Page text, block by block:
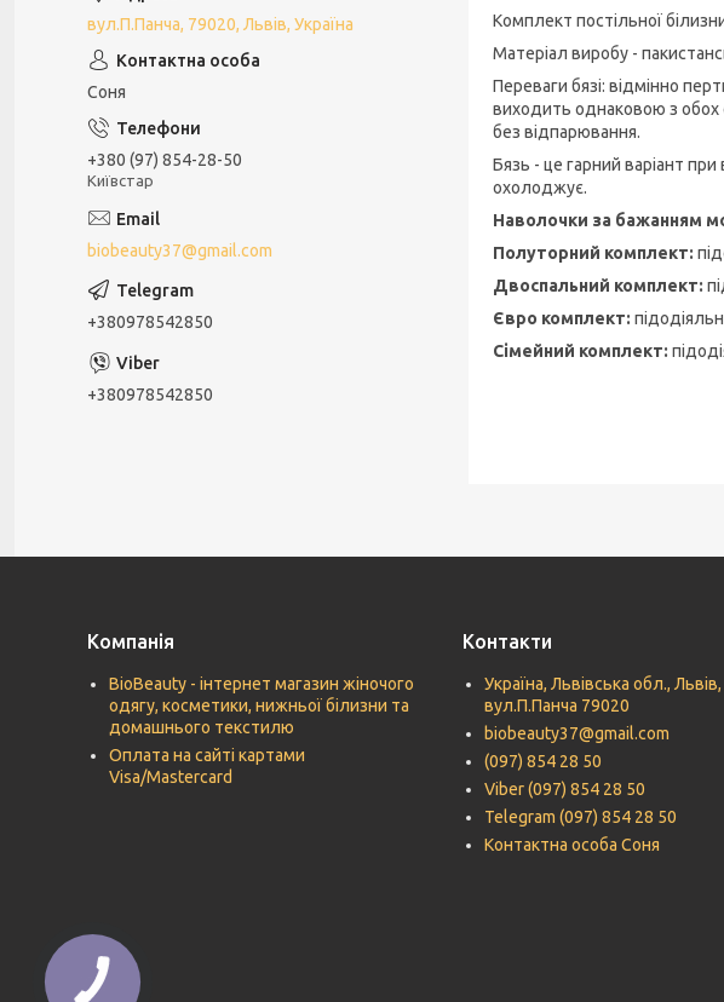
Комплект постільної
Матеріал виробу -
Переваги бязі: відмінно
виходить однаковою з обох
без відпарювання.
Бязь - це гарний варіант при
охолоджує.
Наволочки за бажанням
Полуторний комплект:
Двоспальний комплект:
Євро комплект:
Сімейний комплект:
вул.П.Панча, 79020, Львів, Україна
Соня
+380 (97) 854-28-50
Київстар
biobeauty37@gmail.com
+380978542850
+380978542850
Компанія
BioBeauty - інтернет магазин жіночого
одягу, косметики, нижньої білизни та
домашнього текстилю
Оплата на сайті картами
Visa/Mastercard
Контакти
Україна, Львівська обл., Львів,
вул.П.Панча 79020
biobeauty37@gmail.com
(097) 854 28 50
Viber (097) 854 28 50
Telegram (097) 854 28 50
Контактна особа Соня